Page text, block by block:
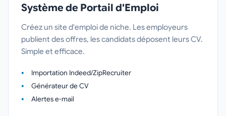
Système de Portail d'Emploi
Créez un site d'emploi de niche. Les employeurs
publient des offres, les candidats déposent leurs CV.
Simple et efficace.
Importation Indeed/ZipRecruiter
Générateur de CV
Alertes e-mail